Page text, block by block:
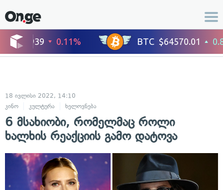
18 ივლისი 2022, 14:10
კინო
კულტურა ხელოვნება
6 მსახიობი, რომელმაც როლი
ხალხის რეაქციის გამო დატოვა